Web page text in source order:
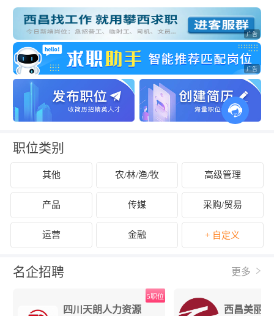
看详情！
网站服务器升级公告
网站升级公告
职位类别
其他 农/林/渔/牧 高级管理
产品 传媒 采购/贸易
运营 金融 + 自定义
名企招聘 更多
四川天朗人力资源
5职位
西昌美丽